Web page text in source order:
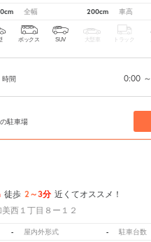
全幅 200cm 車高
ボックス SUV 大型車 トラック
時間 0:00 ～
駐車場
徒歩 2～3分 近くてオススメ！
西１丁目８ー１２
- 屋内外形式 - 駐車台数